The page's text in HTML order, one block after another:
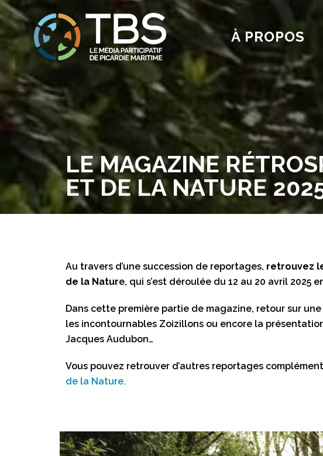
À PROPOS
LE MAGAZINE
ET DE LA NATURE
Au travers d’une succession de reportages, retrouvez
de la Nature, qui s’est déroulée du 12 au 20 avril 2025
Dans cette première partie de magazine, retour sur
les incontournables Zoizillons ou encore la
Jacques Audubon…
Vous pouvez retrouver d’autres reportages
de la Nature.